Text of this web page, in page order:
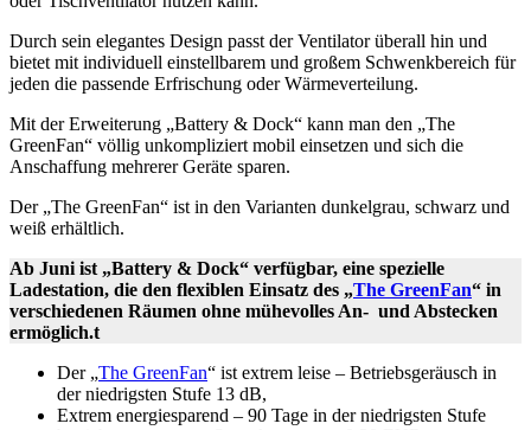
Durch sein elegantes Design passt der Ventilator überall hin und
bietet mit individuell einstellbarem und großem Schwenkbereich für
jeden die passende Erfrischung oder Wärmeverteilung.
Mit der Erweiterung „Battery & Dock“ kann man den „The
GreenFan“ völlig unkompliziert mobil einsetzen und sich die
Anschaffung mehrerer Geräte sparen.
Der „The GreenFan“ ist in den Varianten dunkelgrau, schwarz und
weiß erhältlich.
Ab Juni ist „Battery & Dock“ verfügbar, eine spezielle
Ladestation, die den flexiblen Einsatz des „The GreenFan“ in
verschiedenen Räumen ohne mühevolles An- und Abstecken
ermöglich.t
Der „The GreenFan“ ist extrem leise – Betriebsgeräusch in
der niedrigsten Stufe 13 dB,
Extrem energiesparend – 90 Tage in der niedrigsten Stufe